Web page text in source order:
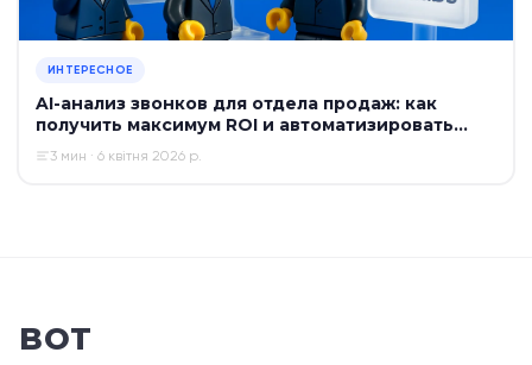
ИНТЕРЕСНОЕ
AI-анализ звонков для отдела продаж: как
получить максимум ROI и автоматизировать
контроль
3 мин · 6 квітня 2026 р.
BOT